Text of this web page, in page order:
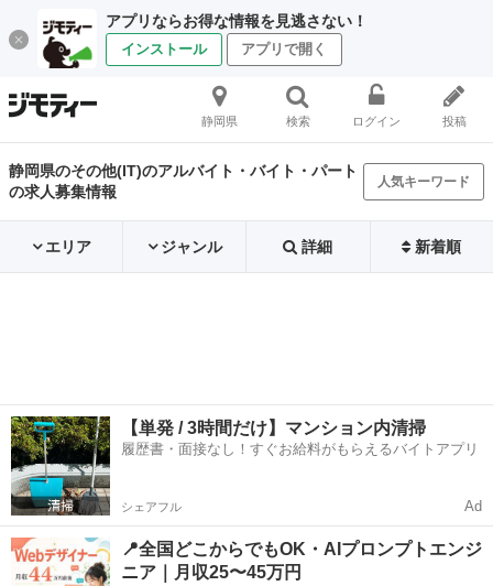
アプリならお得な情報を見逃さない！
インストール アプリで開く
静岡県 検索 ログイン 投稿
静岡県のその他(IT)のアルバイト・バイト・パート
の求人募集情報
人気キーワード
エリア ジャンル 詳細 新着順
【単発 / 3時間だけ】マンション内清掃
履歴書・面接なし！すぐお給料がもらえるバイトアプリ
シェアフル Ad
📍全国どこからでもOK・AIプロンプトエンジ
ニア｜月収25〜45万円